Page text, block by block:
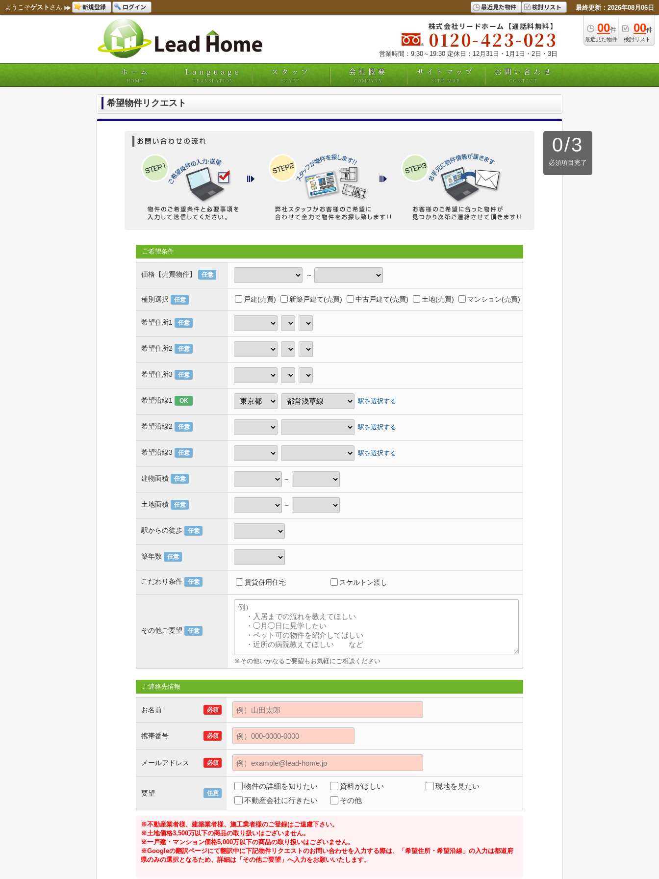
ようこそゲスト さん 新規登録 ログイン 最近見た物件 検討リスト 最終更新：2026年08月06日
00件
最近見た物件
00件
検討リスト
株式会社リードホーム【通話料無料】
0120-423-023
営業時間：9:30～19:30 定休日：12月31日・1月1日・2日・3日
ホーム
HOME
Language
TRANSLATION
スタッフ
STAFF
会社概要
COMPANY
サイトマップ
SITE MAP
お問い合わせ
CONTACT
希望物件リクエスト
0/3
必須項目完了
ご希望条件
価格【売買物件】 任意 ～
種別選択 任意 戸建(売買) 新築戸建て(売買) 中古戸建て(売買) 土地(売買) マンション(売買)
希望住所1 任意
希望住所2 任意
希望住所3 任意
希望沿線1 OK 駅を選択する
希望沿線2 任意 駅を選択する
希望沿線3 任意 駅を選択する
建物面積 任意 ～
土地面積 任意 ～
駅からの徒歩 任意
築年数 任意
こだわり条件 任意 賃貸併用住宅 スケルトン渡し
その他ご要望 任意
※その他いかなるご要望もお気軽にご相談ください
ご連絡先情報
お名前 必須
携帯番号 必須
メールアドレス 必須
要望 任意
物件の詳細を知りたい 資料がほしい
現地を見たい
不動産会社に行きたい
その他
※不動産業者様、建築業者様、施工業者様のご登録はご遠慮下さい。
※土地価格3,500万以下の商品の取り扱いはございません。
※一戸建・マンション価格5,000万以下の商品の取り扱いはございません。
※Googleの翻訳ページにて翻訳中に下記物件リクエストのお問い合わせを入力する際は、「希望住所・希望沿線」の入力は都道府
県のみの選択となるため、詳細は「その他ご要望」へ入力をお願いいたします。